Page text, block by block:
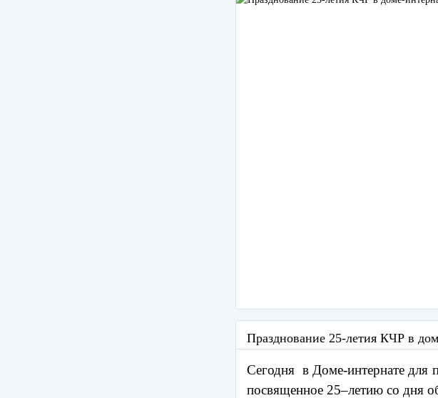
Празднование 25-летия КЧР в
Сегодня в Доме-интернате для
посвященное 25–летию со дня